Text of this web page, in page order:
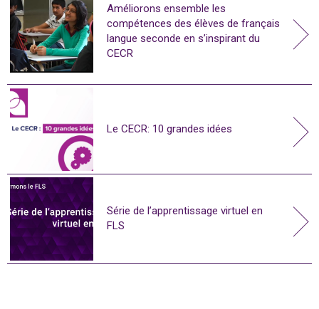
Améliorons ensemble les
compétences des élèves de français
langue seconde en s’inspirant du
CECR
Le CECR: 10 grandes idées
Série de l’apprentissage virtuel en
FLS